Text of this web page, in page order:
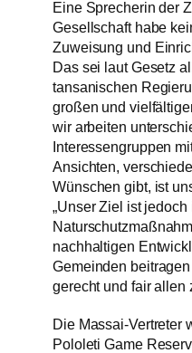
Eine Sprecherin der
Gesellschaft habe
Zuweisung und
Das sei laut Gesetz
tansanischen
großen und
wir arbeiten
Interessengruppen
Ansichten,
Wünschen gibt, ist
„Unser Ziel ist jedoch
nachhaltigen
Gemeinden
gerecht und fair allen
Die Massai-Vertreter
Pololeti Game